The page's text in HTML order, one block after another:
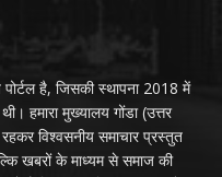
है, जिसकी स्थापना 2018 में
हमारा मुख्यालय गोंडा (उत्तर
विश्वसनीय समाचार प्रस्तुत
खबरों के माध्यम से समाज की